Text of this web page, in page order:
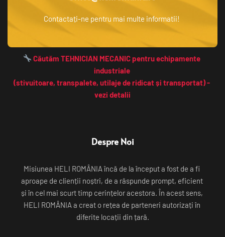
Contactați-ne pentru mai multe informatii!
Căutăm TEHNICIAN MECANIC pentru echipamente
industriale
(stivuitoare, transpalete, utilaje de ridicat și transportat) -
vezi detalii
Despre Noi
Misiunea HELI ROMÂNIA încă de la început a fost de a fi
aproape de clienții noștri, de a răspunde prompt, eficient
și în cel mai scurt timp cerințelor acestora. În acest sens,
HELI ROMÂNIA a creat o rețea de parteneri autorizați în
diferite locații din țară.